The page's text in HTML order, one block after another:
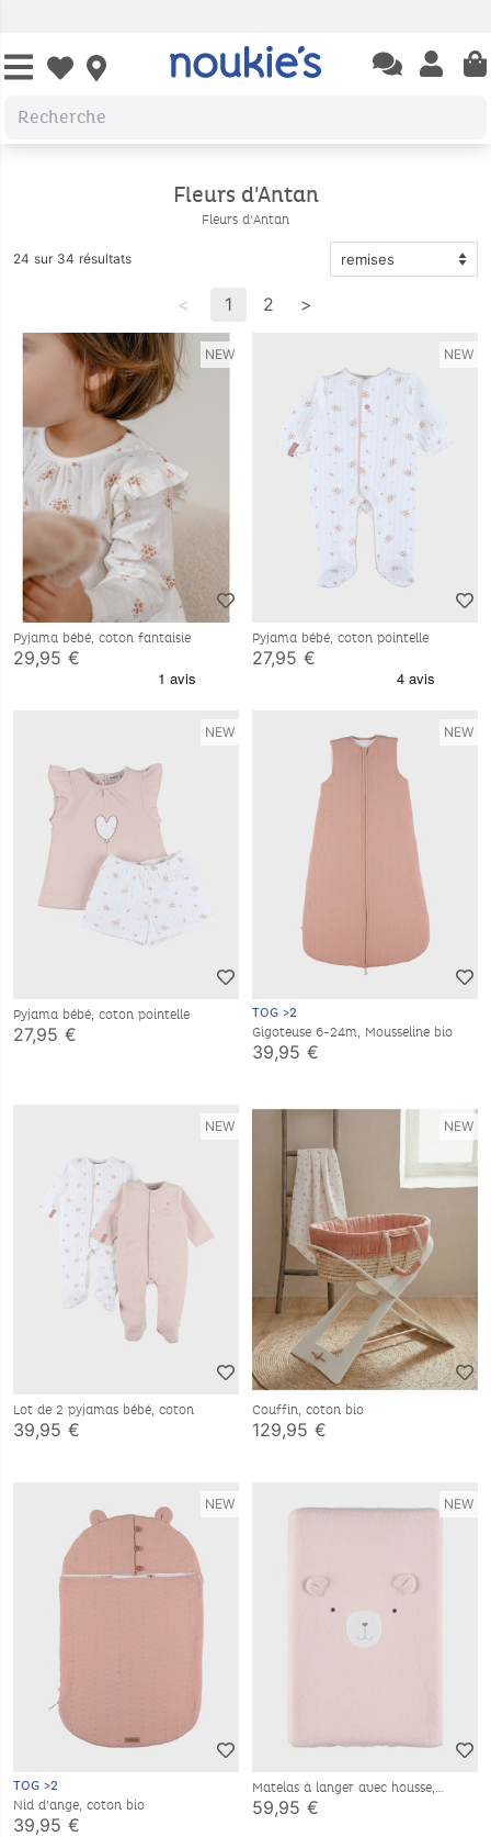
Open wishlist Open
Open
Fleurs d'Antan
Fleurs d'Antan
24 sur 34 résultats
< 1 2 >
NEW
Pyjama bébé, coton fantaisie
29,95 €
NEW
Pyjama bébé, coton pointelle
27,95 €
NEW
Pyjama bébé, coton pointelle
27,95 €
NEW
TOG >2
Gigoteuse 6-24m, Mousseline bio
39,95 €
NEW
Lot de 2 pyjamas bébé, coton
39,95 €
NEW
Couffin, coton bio
129,95 €
NEW
TOG >2
Nid d’ange, coton bio
39,95 €
NEW
Matelas à langer avec housse,
éponge ultra épaisse
59,95 €